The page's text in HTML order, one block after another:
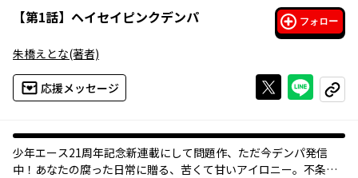
【第1話】 ヘイセイピンクデンパ フォロー
朱橋えとな(著者)
応援メッセージ Xで投稿する
ライン
コピー
少年エース21周年記念新連載にして問題作、ただ今デンパ発信
中！あなたの腐った日常に贈る、苦くて甘いアイロニー。不条理